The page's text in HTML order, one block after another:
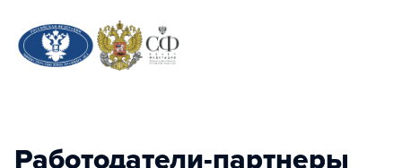
Работодатели-партнеры